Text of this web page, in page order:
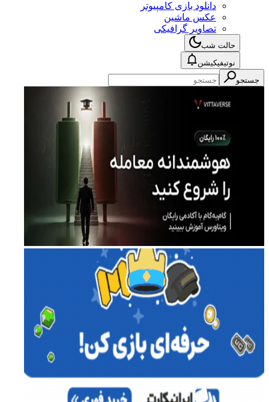
دانلود بازی کامپیوتر
عکس ماشین
تصاویر گرافیکی
حالت شب
نوتیفیکیشن
جستجو